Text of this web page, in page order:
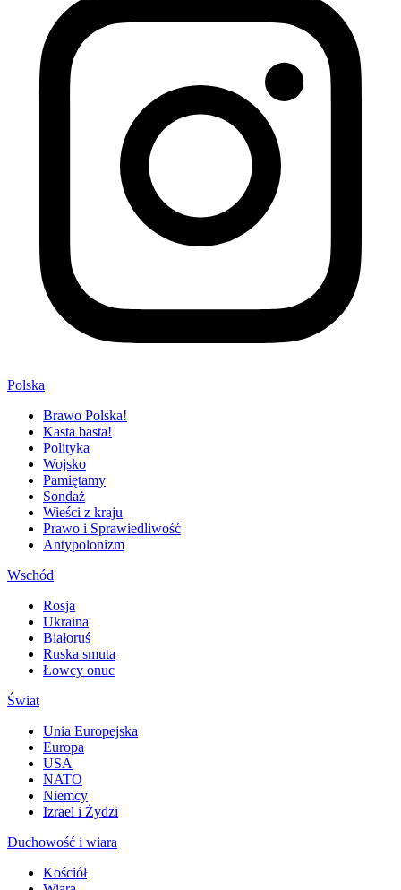
Polska
Brawo Polska!
Kasta basta!
Polityka
Wojsko
Pamiętamy
Sondaż
Wieści z kraju
Prawo i Sprawiedliwość
Antypolonizm
Wschód
Rosja
Ukraina
Białoruś
Ruska smuta
Łowcy onuc
Świat
Unia Europejska
Europa
USA
NATO
Niemcy
Izrael i Żydzi
Duchowość i wiara
Kościół